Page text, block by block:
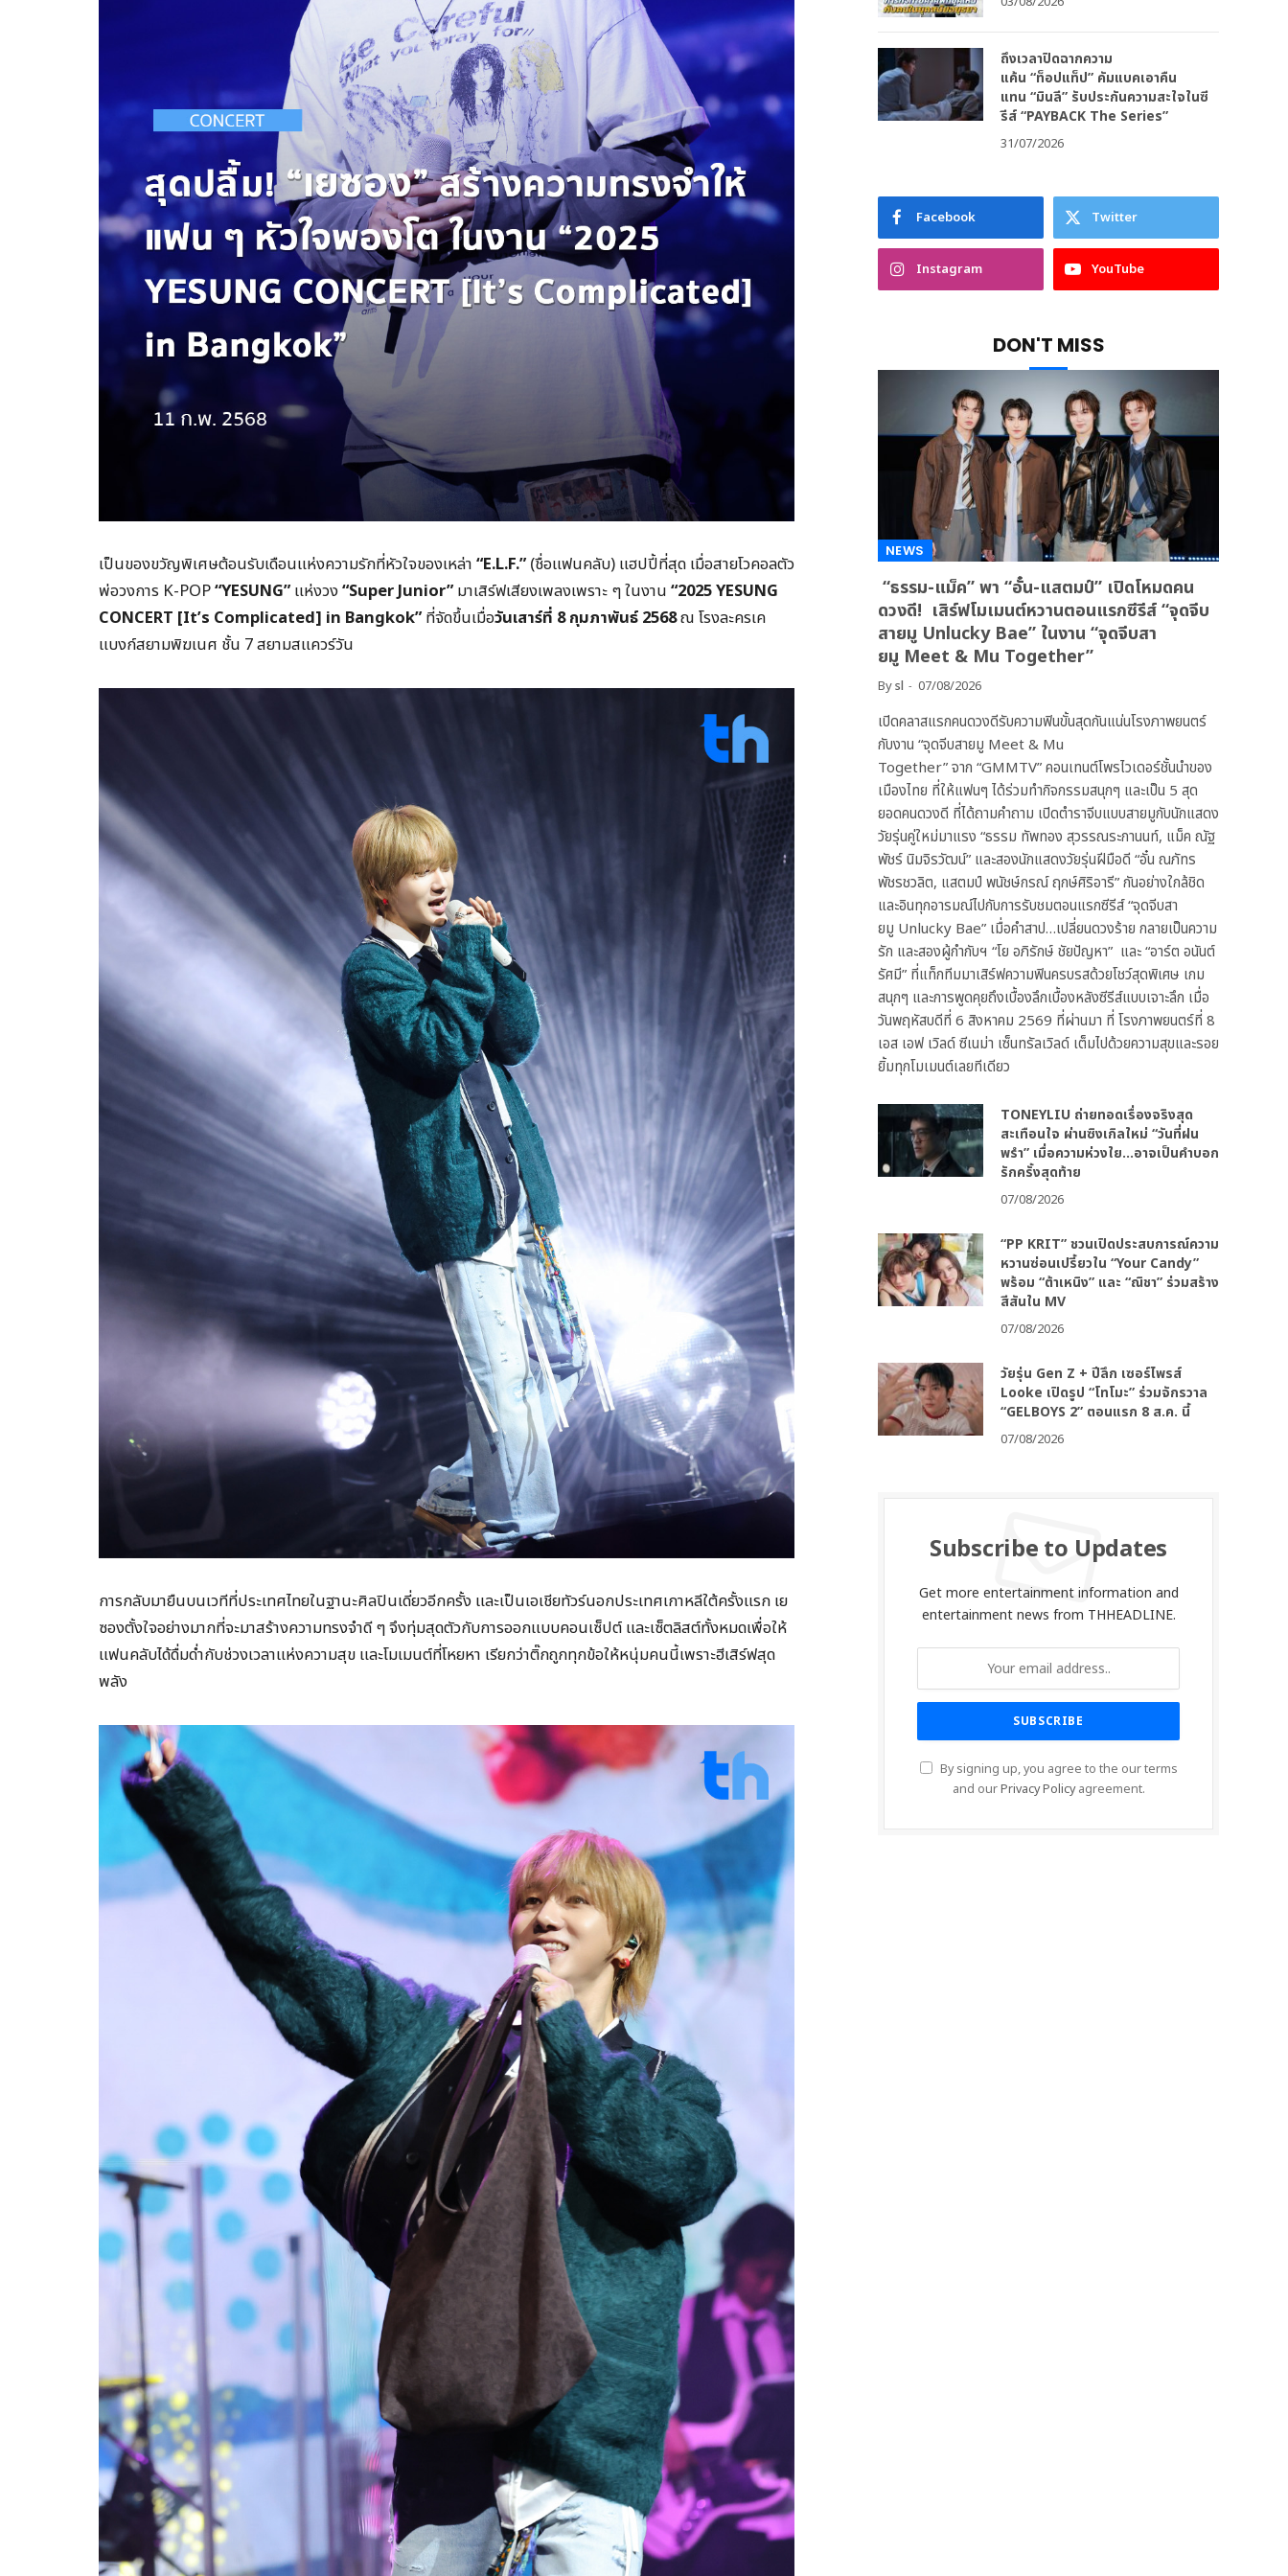
เป็นของขวัญพิเศษต้อนรับเดือนแห่งความรักที่หัวใจของเหล่า “E.L.F.” (ชื่อแฟนคลับ) แฮปปี้ที่สุด เมื่อสายโวคอลตัว
พ่อวงการ K-POP“YESUNG” แห่งวง“Super Junior” มาเสิร์ฟเสียงเพลงเพราะ ๆ ในงาน “2025 YESUNG
CONCERT [It’s Complicated] in Bangkok” ที่จัดขึ้นเมื่อวันเสาร์ที่ 8 กุมภาพันธ์ 2568ณ โรงละครเค
แบงก์สยามพิฆเนศ ชั้น 7 สยามสแควร์วัน
การกลับมายืนบนเวทีที่ประเทศไทยในฐานะศิลปินเดี่ยวอีกครั้ง และเป็นเอเชียทัวร์นอกประเทศเกาหลีใต้ครั้งแรก เย
ซองตั้งใจอย่างมากที่จะมาสร้างความทรงจำดี ๆ จึงทุ่มสุดตัวกับการออกแบบคอนเซ็ปต์ และเซ็ตลิสต์ทั้งหมดเพื่อให้
แฟนคลับได้ดื่มด่ำกับช่วงเวลาแห่งความสุข และโมเมนต์ที่โหยหา เรียกว่าติ๊กถูกทุกข้อให้หนุ่มคนนี้เพราะฮีเสิร์ฟสุด
พลัง
ถึงเวลาปิดฉากความ
แค้น “ท็อปแท็ป” คัมแบคเอาคืน
แทน “มินลี” รับประกันความสะใจในซี
รีส์ “PAYBACK The Series”
31/07/2026
Facebook Twitter
Instagram YouTube
DON'T MISS
NEWS
“ธรรม-แม็ค” พา “อั๋น-แสตมป์” เปิดโหมดคน
ดวงดี! เสิร์ฟโมเมนต์หวานตอนแรกซีรีส์ “จุดจีบ
สายมู Unlucky Bae” ในงาน “จุดจีบสา
ยมู Meet & Mu Together”
Bysl 07/08/2026
เปิดคลาสแรกคนดวงดีรับความฟินขั้นสุดกันแน่นโรงภาพยนตร์
กับงาน “จุดจีบสายมู Meet & Mu
Together” จาก “GMMTV” คอนเทนต์โพรไวเดอร์ชั้นนำของ
เมืองไทย ที่ให้แฟนๆ ได้ร่วมทำกิจกรรมสนุกๆ และเป็น 5 สุด
ยอดคนดวงดี ที่ได้ถามคำถาม เปิดตำราจีบแบบสายมูกับนักแสดง
วัยรุ่นคู่ใหม่มาแรง “ธรรม ทัพทอง สุวรรณระกานนท์, แม็ค ณัฐ
พัชร์ นิมจิรวัฒน์” และสองนักแสดงวัยรุ่นฝีมือดี “อั๋น ณภัทร
พัชรชวลิต, แสตมป์ พนัชษ์กรณ์ ฤกษ์ศิริอารี” กันอย่างใกล้ชิด
และอินทุกอารมณ์ไปกับการรับชมตอนแรกซีรีส์ “จุดจีบสา
ยมู Unlucky Bae” เมื่อคำสาป…เปลี่ยนดวงร้าย กลายเป็นความ
รัก และสองผู้กำกับฯ “โย อภิรักษ์ ชัยปัญหา” และ “อาร์ต อนันต์
รัศมี” ที่แท็กทีมมาเสิร์ฟความฟินครบรสด้วยโชว์สุดพิเศษ เกม
สนุกๆ และการพูดคุยถึงเบื้องลึกเบื้องหลังซีรีส์แบบเจาะลึก เมื่อ
วันพฤหัสบดีที่ 6 สิงหาคม 2569 ที่ผ่านมา ที่ โรงภาพยนตร์ที่ 8
เอส เอฟ เวิลด์ ซีเนม่า เซ็นทรัลเวิลด์ เต็มไปด้วยความสุขและรอย
ยิ้มทุกโมเมนต์เลยทีเดียว
TONEYLIU ถ่ายทอดเรื่องจริงสุด
สะเทือนใจ ผ่านซิงเกิลใหม่ “วันที่ฝน
พรำ” เมื่อความห่วงใย…อาจเป็นคำบอก
รักครั้งสุดท้าย
07/08/2026
“PP KRIT” ชวนเปิดประสบการณ์ความ
หวานซ่อนเปรี้ยวใน “Your Candy”
พร้อม “ต้าเหนิง” และ “ณิชา” ร่วมสร้าง
สีสันใน MV
07/08/2026
วัยรุ่น Gen Z + ปีลึก เซอร์ไพรส์
Looke เปิดรูป “โทโมะ” ร่วมจักรวาล
“GELBOYS 2” ตอนแรก 8 ส.ค. นี้
07/08/2026
Subscribe to Updates
Get more entertainment information and
entertainment news from THHEADLINE.
By signing up, you agree to the our terms
and ourPrivacy Policyagreement.